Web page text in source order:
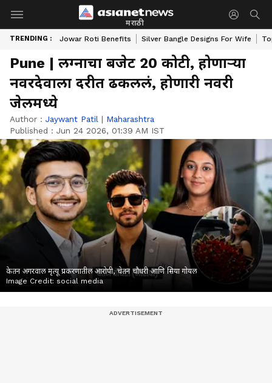
मराठी
TRENDING : Jowar Roti Benefits Silver Bangle Designs For Wife
Pune | लग्नाचा बजेट 20 कोटी, होणाऱ्या
नवरदेवाला दरीत ढकललं, होणारी नवरी
जेलमध्ये
Author : Jaywant Patil | Maharashtra
Published : Jun 24 2026, 01:39 AM IST
केतन अगरवाल मृत्यू प्रकरणातील आरोपी, चेतन चौधरी आणि सिया गोयल
Image Credit: social media